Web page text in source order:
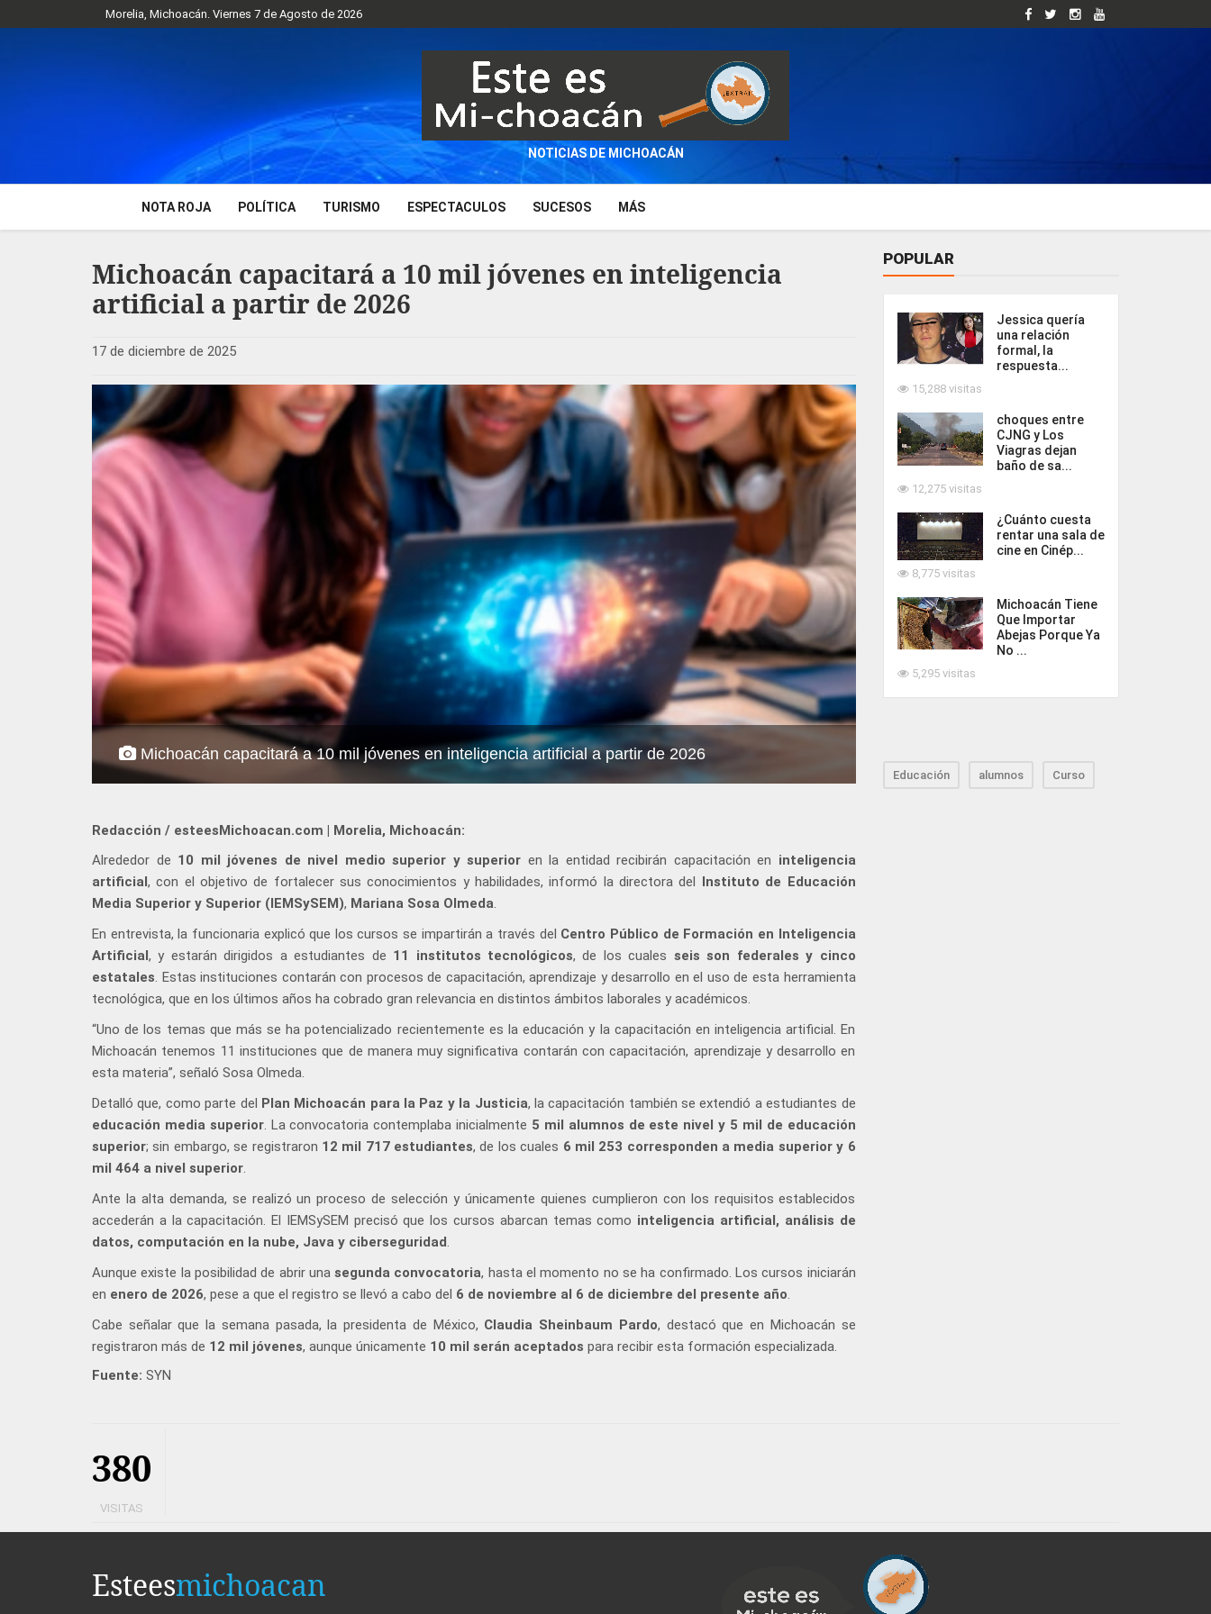
Morelia, Michoacán. Viernes 7 de Agosto de 2026
NOTICIAS DE MICHOACÁN
NOTA ROJA POLÍTICA TURISMO ESPECTACULOS SUCESOS MÁS
Michoacán capacitará a 10 mil jóvenes en inteligencia
artificial a partir de 2026
17 de diciembre de 2025
Michoacán capacitará a 10 mil jóvenes en inteligencia artificial a partir de 2026
Redacción / esteesMichoacan.com | Morelia, Michoacán:
Alrededor de 10 mil jóvenes de nivel medio superior y superior en la entidad recibirán capacitación en inteligencia
artificial, con el objetivo de fortalecer sus conocimientos y habilidades, informó la directora del Instituto de Educación
Media Superior y Superior (IEMSySEM), Mariana Sosa Olmeda.
En entrevista, la funcionaria explicó que los cursos se impartirán a través del Centro Público de Formación en Inteligencia
Artificial, y estarán dirigidos a estudiantes de 11 institutos tecnológicos, de los cuales seis son federales y cinco
estatales. Estas instituciones contarán con procesos de capacitación, aprendizaje y desarrollo en el uso de esta herramienta
tecnológica, que en los últimos años ha cobrado gran relevancia en distintos ámbitos laborales y académicos.
“Uno de los temas que más se ha potencializado recientemente es la educación y la capacitación en inteligencia artificial. En
Michoacán tenemos 11 instituciones que de manera muy significativa contarán con capacitación, aprendizaje y desarrollo en
esta materia”, señaló Sosa Olmeda.
Detalló que, como parte del Plan Michoacán para la Paz y la Justicia, la capacitación también se extendió a estudiantes de
educación media superior. La convocatoria contemplaba inicialmente 5 mil alumnos de este nivel y 5 mil de educación
superior; sin embargo, se registraron 12 mil 717 estudiantes, de los cuales 6 mil 253 corresponden a media superior y 6
mil 464 a nivel superior.
Ante la alta demanda, se realizó un proceso de selección y únicamente quienes cumplieron con los requisitos establecidos
accederán a la capacitación. El IEMSySEM precisó que los cursos abarcan temas como inteligencia artificial, análisis de
datos, computación en la nube, Java y ciberseguridad.
Aunque existe la posibilidad de abrir unasegunda convocatoria, hasta el momento no se ha confirmado. Los cursos iniciarán
en enero de 2026, pese a que el registro se llevó a cabo del 6 de noviembre al 6 de diciembre del presente año.
Cabe señalar que la semana pasada, la presidenta de México, Claudia Sheinbaum Pardo, destacó que en Michoacán se
registraron más de 12 mil jóvenes, aunque únicamente 10 mil serán aceptados para recibir esta formación especializada.
Fuente: SYN
POPULAR
Jessica quería
una relación
formal, la
respuesta...
15,288 visitas
choques entre
CJNG y Los
Viagras dejan
baño de sa...
12,275 visitas
¿Cuánto cuesta
rentar una sala de
cine en Cinép...
8,775 visitas
Michoacán Tiene
Que Importar
Abejas Porque Ya
No ...
5,295 visitas
Educación alumnos Curso
380
VISITAS
Esteesmichoacan